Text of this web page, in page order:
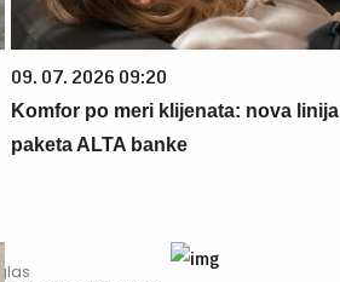
09. 07. 2026 09:20
Komfor po meri klijenata: nova linija
paketa ALTA banke